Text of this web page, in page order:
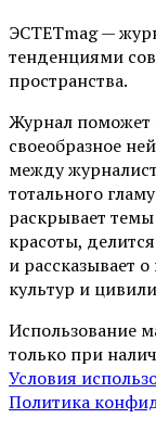
ЭСТЕТmag —
тенденциями
пространства.
Журнал поможет
своеобразное
между
тотального
раскрывает
красоты,
и рассказывает
культур и
Использование
только при
Условия
Политика